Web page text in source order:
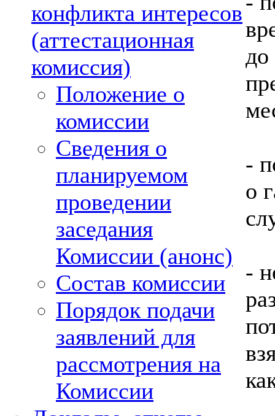
конфликта интересов
(аттестационная
комиссия)
Положение о
комиссии
Сведения о
планируемом
проведении
заседания
Комиссии (анонс)
Состав комиссии
Порядок подачи
заявлений для
рассмотрения на
Комиссии
-
о
-